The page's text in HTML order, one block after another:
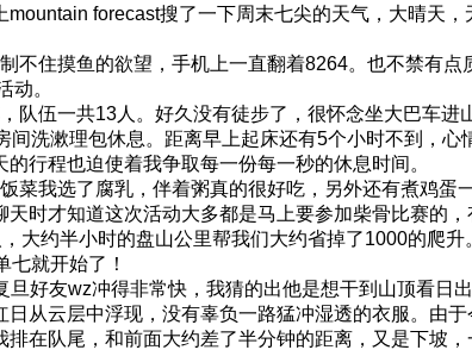
forecast搜了一下周末七尖的天气，大晴天
住摸鱼的欲望，手机上一直翻着8264。也不禁有点
动。
伍一共13人。好久没有徒步了，很怀念坐大巴车进
洗漱理包休息。距离早上起床还有5个小时不到，心
行程也迫使着我争取每一份每一秒的休息时间。
我选了腐乳，伴着粥真的很好吃，另外还有煮鸡蛋
时才知道这次活动大多都是马上要参加柴骨比赛的，
约半小时的盘山公里帮我们大约省掉了1000的爬升
就开始了！
好友wz冲得非常快，我猜的出他是想干到山顶看日
从云层中浮现，没有辜负一路猛冲湿透的衣服。由
在队尾，和前面大约差了半分钟的距离，又是下坡，